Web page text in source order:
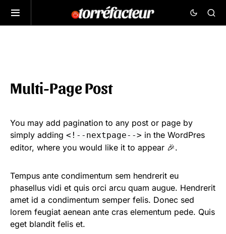
Multi-Page Post
You may add pagination to any post or page by
simply adding <!--nextpage--> in the WordPres
editor, where you would like it to appear 🎉.
Tempus ante condimentum sem hendrerit eu
phasellus vidi et quis orci arcu quam augue. Hendrerit
amet id a condimentum semper felis. Donec sed
lorem feugiat aenean ante cras elementum pede. Quis
eget blandit felis et.